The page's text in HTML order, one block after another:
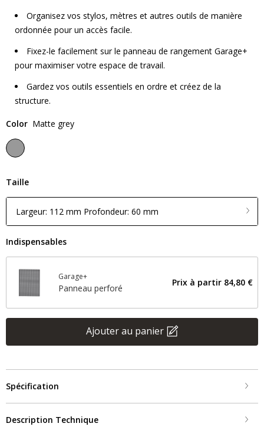
Organisez vos stylos, mètres et autres outils de manière
ordonnée pour un accès facile.
Fixez-le facilement sur le panneau de rangement Garage+
pour maximiser votre espace de travail.
Gardez vos outils essentiels en ordre et créez de la
structure.
Color Matte grey
Taille
Largeur: 112 mm Profondeur: 60 mm
Indispensables
Garage+
Panneau perforé
Prix ​​à partir 84,80 €
Ajouter au panier
Spécification
Description Technique